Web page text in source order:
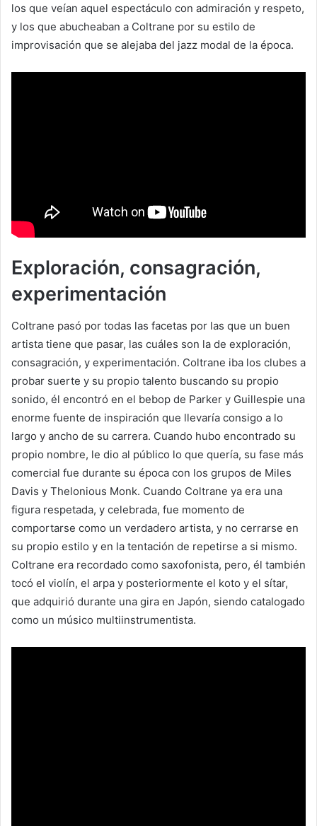
los que veían aquel espectáculo con admiración y respeto,
y los que abucheaban a Coltrane por su estilo de
improvisación que se alejaba del jazz modal de la época.
Exploración, consagración,
experimentación
Coltrane pasó por todas las facetas por las que un buen
artista tiene que pasar, las cuáles son la de exploración,
consagración, y experimentación. Coltrane iba los clubes a
probar suerte y su propio talento buscando su propio
sonido, él encontró en el bebop de Parker y Guillespie una
enorme fuente de inspiración que llevaría consigo a lo
largo y ancho de su carrera. Cuando hubo encontrado su
propio nombre, le dio al público lo que quería, su fase más
comercial fue durante su época con los grupos de Miles
Davis y Thelonious Monk. Cuando Coltrane ya era una
figura respetada, y celebrada, fue momento de
comportarse como un verdadero artista, y no cerrarse en
su propio estilo y en la tentación de repetirse a si mismo.
Coltrane era recordado como saxofonista, pero, él también
tocó el violín, el arpa y posteriormente el koto y el sítar,
que adquirió durante una gira en Japón, siendo catalogado
como un músico multiinstrumentista.